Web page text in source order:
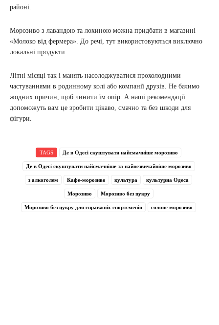
районі.
Морозиво з лавандою та лохиною можна придбати в магазині
«Молоко від фермера». До речі, тут використовуються виключно
локальні продукти.
Літні місяці так і манять насолоджуватися прохолодними
частуваннями в родинному колі або компанії друзів. Не бачимо
жодних причин, щоб чинити їм опір. А наші рекомендації
допоможуть вам це зробити цікаво, смачно та без шкоди для
фігури.
TAGS Де в Одесі скуштувати найсмачніше морозиво
Де в Одесі скуштувати найсмачніше та найнезвичайніше морозиво
з алкоголем Кафе-морозиво культура культурна Одеса
Морозиво Морозиво без цукру
Морозиво без цукру для справжніх спортсменів солоне морозиво